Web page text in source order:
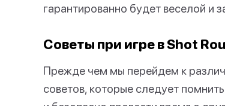
гарантированно будет веселой и
Советы при игре в Shot
Прежде чем мы перейдем к
советов, которые следует